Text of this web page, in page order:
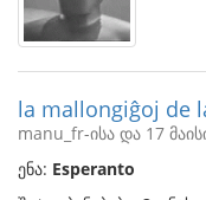
la mallongiĝoj de
manu_fr-ისა და 17
ენა: Esperanto